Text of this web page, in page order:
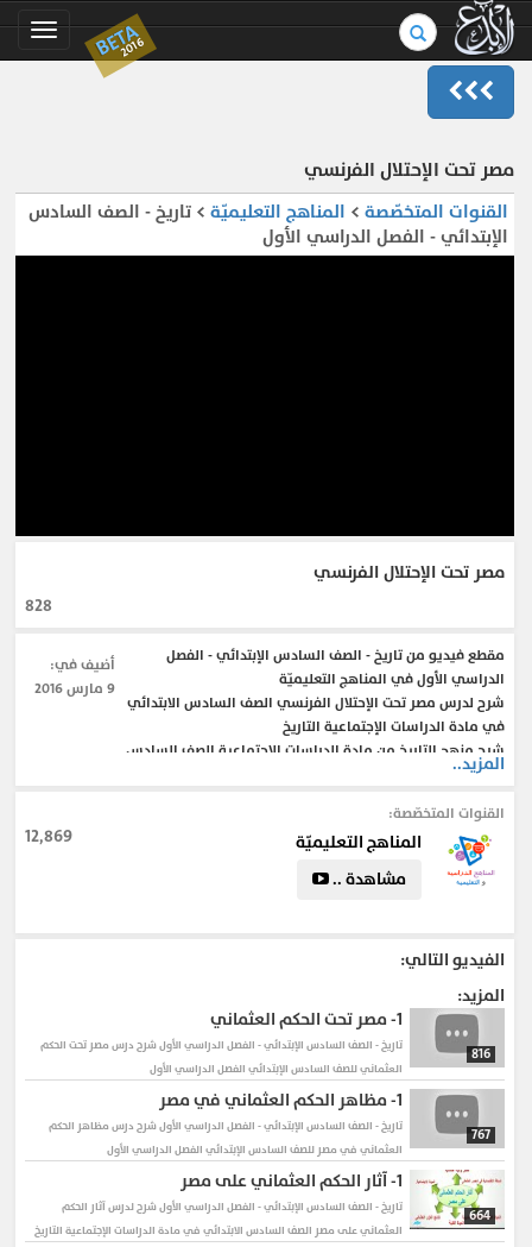
BETA
2016
بحث
في
الموسوعة..
مصر تحت الإحتلال الفرنسي
القنوات المتخصّصة > المناهج التعليميّة > تاريخ - الصف السادس
الإبتدائي - الفصل الدراسي الأول
مصر تحت الإحتلال الفرنسي
828
أضيف في:
9 مارس 2016
مقطع فيديو من تاريخ - الصف السادس الإبتدائي - الفصل
الدراسي الأول في المناهج التعليميّة
شرح لدرس مصر تحت الإحتلال الفرنسي الصف السادس الابتدائي
في مادة الدراسات الإجتماعية التاريخ
شرح منهج التاريخ من مادة الدراسات الإجتماعية الصف السادس
الإبتدائي الفصل الدراسي الأول
في مادة الدراسات الإجتماعية التاريخ
المزيد..
القنوات المتخصّصة:
12,869
المناهج التعليميّة
مشاهدة ..
الفيديو التالي:
المزيد:
816
1- مصر تحت الحكم العثماني
تاريخ - الصف السادس الإبتدائي - الفصل الدراسي الأولشرح درس مصر تحت الحكم
العثماني للصف السادس الإبتدائي الفصل الدراسي الأول
767
1- مظاهر الحكم العثماني في مصر
تاريخ - الصف السادس الإبتدائي - الفصل الدراسي الأولشرح درس مظاهر الحكم
العثماني في مصر للصف السادس الإبتدائي الفصل الدراسي الأول
664
1- آثار الحكم العثماني على مصر
تاريخ - الصف السادس الإبتدائي - الفصل الدراسي الأولشرح لدرس آثار الحكم
العثماني على مصر الصف السادس الابتدائي في مادة الدراسات الإجتماعية التاريخ